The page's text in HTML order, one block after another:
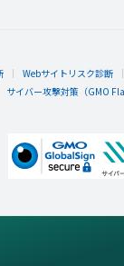
Webサイトリスク診断
サイバー攻撃対策（GMO